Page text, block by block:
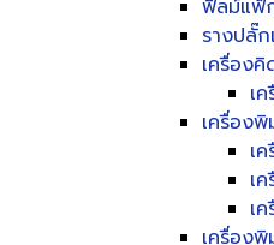
ฟิลม์แฟ็
รางปลั๊
เครื่อง
เ
เครื่อง
เ
เ
เ
เครื่องพิ